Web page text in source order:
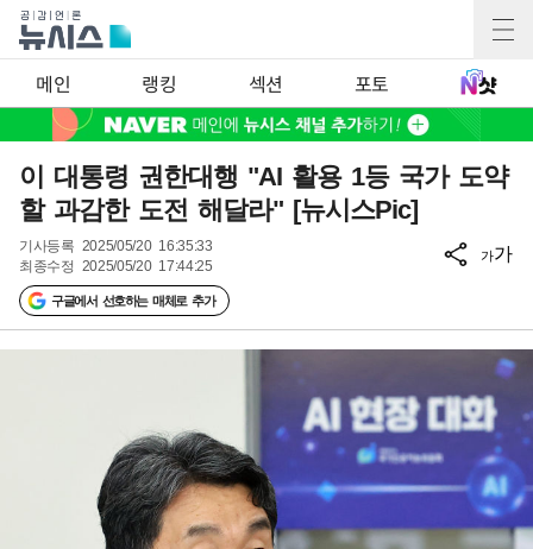
메인 랭킹 섹션 포토
이 대통령 권한대행 "AI 활용 1등 국가 도약
할 과감한 도전 해달라" [뉴시스Pic]
기사등록 2025/05/20 16:35:33
최종수정 2025/05/20 17:44:25
구글에서 선호하는 매체로 추가
가가